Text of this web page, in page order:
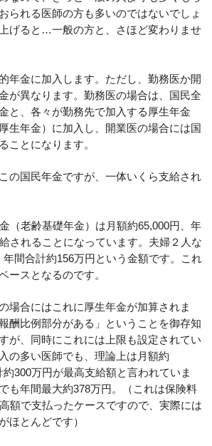
られる医師の方も多いのではないでしょ
げると…一般の方と、さほど変わりませ
年金に加入します。ただし、勤務医か開
が異なります。勤務医の場合は、国民全
と、各々が勤務先で加入する厚生年金
生年金）に加入し、開業医の場合には国
ことになります。
の国民年金ですが、一体いくら支給され
（老齢基礎年金）は月額約65,000円、年
されることになっています。夫婦２人な
年間合計約156万円という金額です。これ
ースとなるのです。
場合にはこれに厚生年金が加算されま
酬比例部分がある」ということを御存知
が、同時にこれには上限も設定されてい
の多い医師でも、理論上は月額約
300万円が最高支給額と言われていま
も年間最大約378万円。（これは保険料
額で支払ったケースですので、実際には
ほとんどです）